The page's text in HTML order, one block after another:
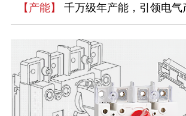
【产能】 千万级年产能，引领电气